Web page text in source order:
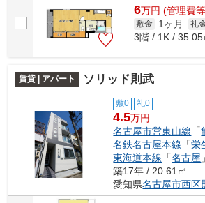
6万円 (管理費
敷金 1ヶ月 礼
3階 / 1K / 35.05
賃貸 | アパート ソリッド則武
敷0 礼0
4.5万円
名古屋市営東山線 「
名鉄名古屋本線 「栄
東海道本線 「名古屋
築17年 / 20.61㎡
愛知県名古屋市西区